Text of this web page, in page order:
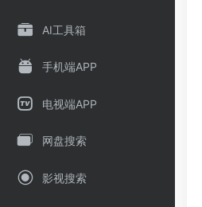
AI工具箱
手机端APP
电视端APP
网盘搜索
影视搜索